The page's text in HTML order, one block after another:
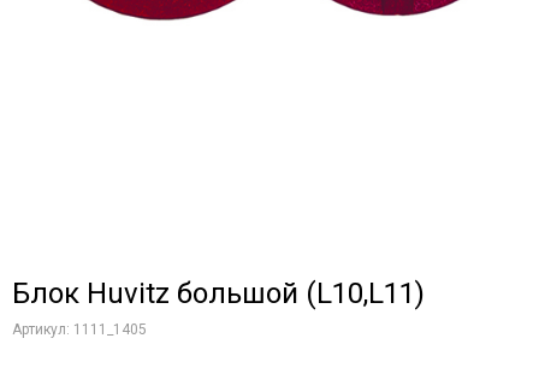
Блок Huvitz большой (L10,L11)
Артикул: 1111_1405